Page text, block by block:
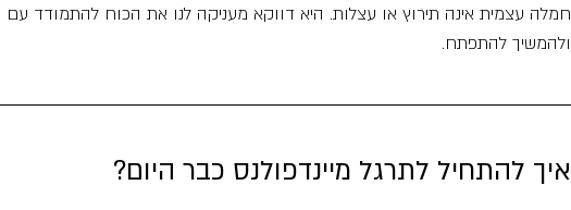
חמלה עצמית אינה תירוץ או עצלות. היא דווקא מעניקה לנו את הכוח להתמודד עם
ולהמשיך להתפתח.
איך להתחיל לתרגל מיינדפולנס כבר היום?